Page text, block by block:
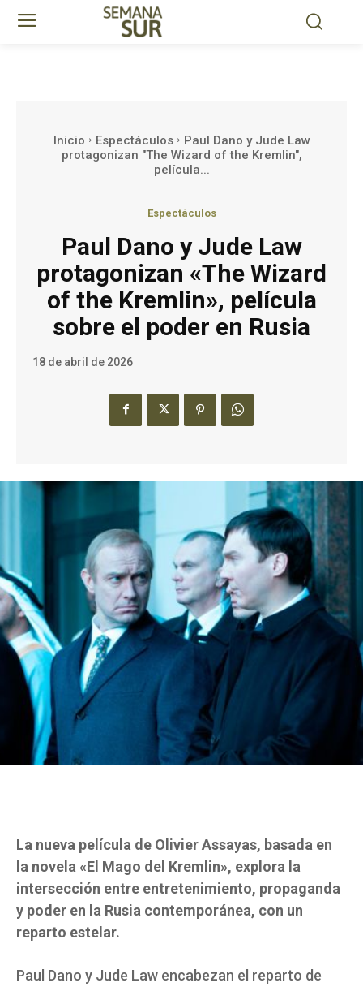
Inicio Espectáculos
Paul Dano y Jude Law
protagonizan "The Wizard of the Kremlin",
película...
Espectáculos
Paul Dano y Jude Law
protagonizan «The Wizard
of the Kremlin», película
sobre el poder en Rusia
18 de abril de 2026
La nueva película de Olivier Assayas, basada en
la novela «El Mago del Kremlin», explora la
intersección entre entretenimiento, propaganda
y poder en la Rusia contemporánea, con un
reparto estelar.
Paul Dano y Jude Law encabezan el reparto de